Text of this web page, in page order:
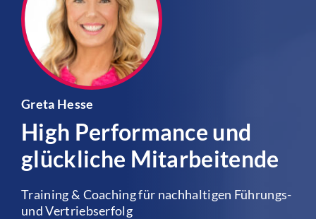
offene Trainings
Über Greta Hesse
Expertentipps
Greta Hesse
High Performance und
glückliche Mitarbeitende
Training & Coaching für nachhaltigen Führungs-
und Vertriebserfolg